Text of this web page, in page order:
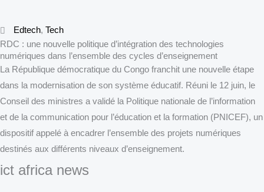
Edtech,Tech
RDC : une nouvelle politique d’intégration des technologies
numériques dans l’ensemble des cycles d’enseignement
La République démocratique du Congo franchit une nouvelle étape
dans la modernisation de son système éducatif. Réuni le 12 juin, le
Conseil des ministres a validé la Politique nationale de l’information
et de la communication pour l’éducation et la formation (PNICEF), un
dispositif appelé à encadrer l’ensemble des projets numériques
destinés aux différents niveaux d’enseignement.
ict africa news